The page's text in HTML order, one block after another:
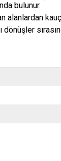
bulunur.
alanlardan